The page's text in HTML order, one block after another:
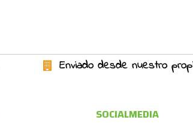
Enviado desde nuestro
SOCIALMEDIA